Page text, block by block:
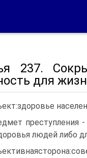
237.
для
преступления
людей либо